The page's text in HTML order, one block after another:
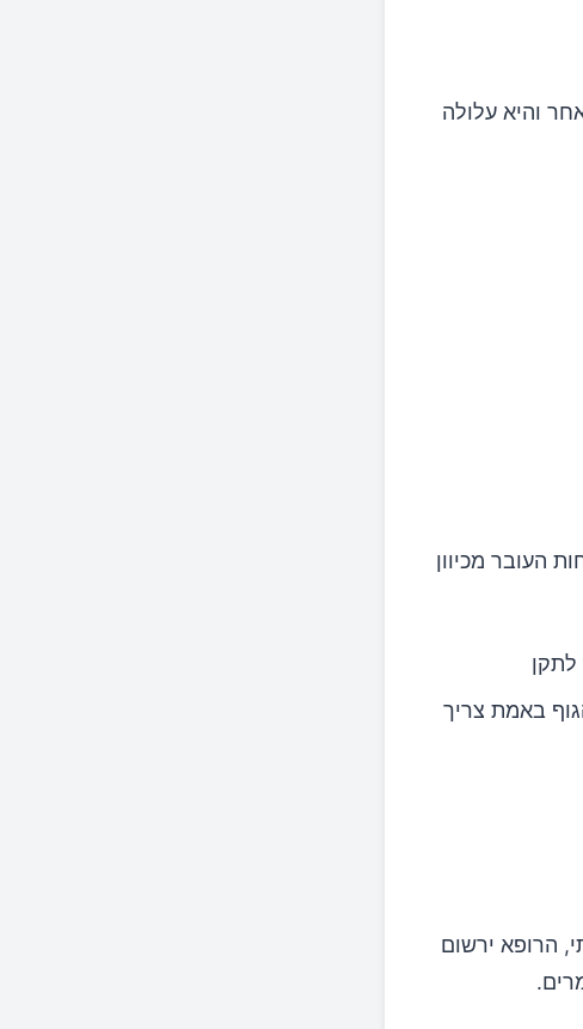
והיא עלולה
העובר מכיוון
לתקן
באמת צריך
הרופא ירשום